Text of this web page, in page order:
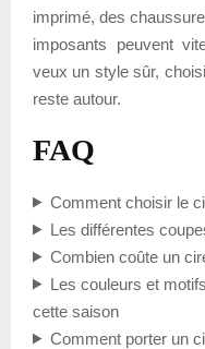
imprimé, des
imposants peuvent
veux un style sûr,
reste autour.
FAQ
Comment choisir le
Les différentes
Combien coûte un
Les couleurs et
cette saison
Comment porter un